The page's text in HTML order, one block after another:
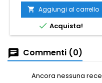
 Aggiungi al carrello
 Acquista!
Commenti (0)
Ancora nessuna